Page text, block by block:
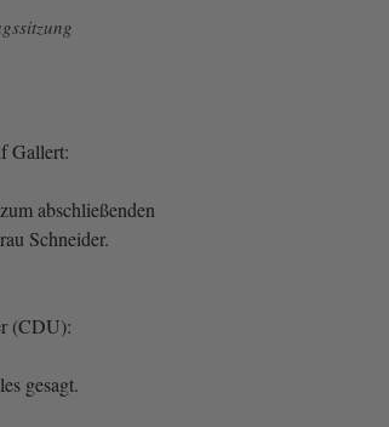
Gallert:
abschließenden
Schneider.
(CDU):
gesagt.